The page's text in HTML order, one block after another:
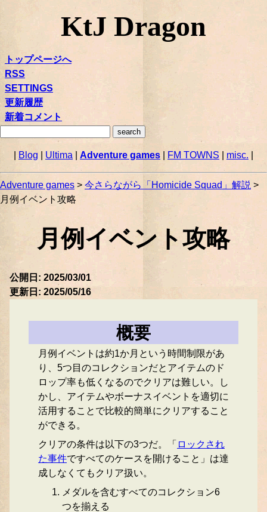
KtJ Dragon
トップページへ
RSS
SETTINGS
更新履歴
新着コメント
Blog Ultima | Adventure games FM TOWNS misc.
Adventure games > 今さらながら「Homicide Squad」解説 >
月例イベント攻略
月例イベント攻略
公開日: 2025/03/01
更新日: 2025/05/16
概要
月例イベントは約1か月という時間制限があ
り、5つ目のコレクションだとアイテムのド
ロップ率も低くなるのでクリアは難しい。し
かし、アイテムやボーナスイベントを適切に
活用することで比較的簡単にクリアすること
ができる。
クリアの条件は以下の3つだ。「 ロックされ
た事件ですべてのケースを開けること」は達
成しなくてもクリア扱い。
メダルを含むすべてのコレクション6
つを揃える